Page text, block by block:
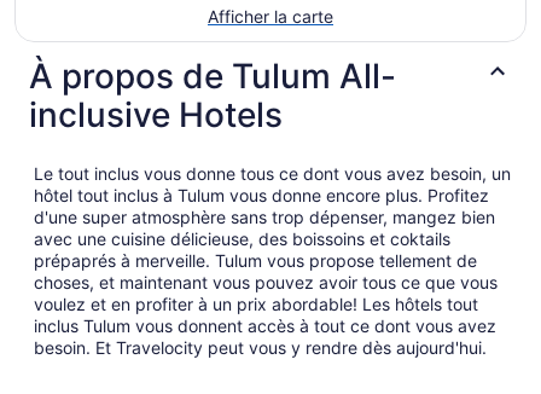
Afficher la carte
À propos de Tulum All-
inclusive Hotels
Le tout inclus vous donne tous ce dont vous avez besoin, un
hôtel tout inclus à Tulum vous donne encore plus. Profitez
d'une super atmosphère sans trop dépenser, mangez bien
avec une cuisine délicieuse, des boissoins et coktails
prépaprés à merveille. Tulum vous propose tellement de
choses, et maintenant vous pouvez avoir tous ce que vous
voulez et en profiter à un prix abordable! Les hôtels tout
inclus Tulum vous donnent accès à tout ce dont vous avez
besoin. Et Travelocity peut vous y rendre dès aujourd'hui.